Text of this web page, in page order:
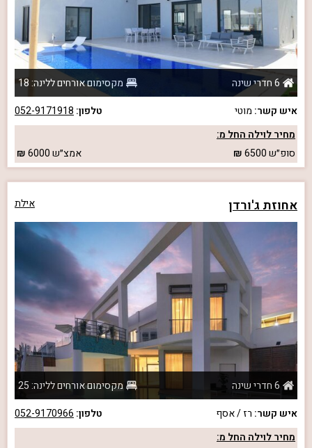
6 חדרי שינה
מקסימום אורחים ללינה: 18
איש קשר: מוטי טלפון: 052-9171918
מחיר לוילה החל מ:
סופ״ש6500 אמצ״ש6000
אחוזת ג'ורדן אילת
6 חדרי שינה
מקסימום אורחים ללינה: 25
איש קשר: רז / אסף טלפון: 052-9170966
מחיר לוילה החל מ: